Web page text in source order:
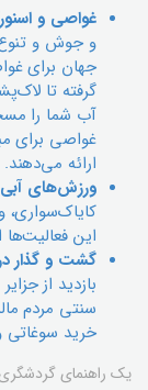
غواصی و
و جوش و تنوع
جهان برای
گرفته تا
آب شما را
غواصی برای
ارائه می‌دهند.
ورزش‌های
کایاک‌سواری،
این
گشت و گذار
بازدید از
سنتی مردم
خرید
یک راهنمای